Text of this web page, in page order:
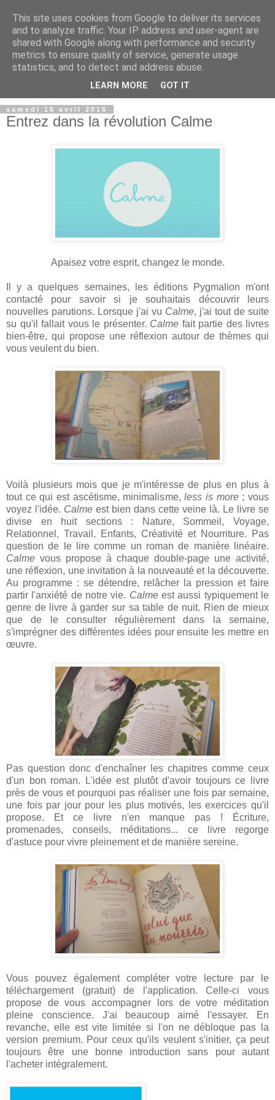
samedi 16 avril 2016
Entrez dans la révolution Calme
Apaisez votre esprit, changez le monde.
Il y a quelques semaines, les éditions Pygmalion m'ont
contacté pour savoir si je souhaitais découvrir leurs
nouvelles parutions. Lorsque j'ai vu Calme, j'ai tout de suite
su qu'il fallait vous le présenter. Calme fait partie des livres
bien-être, qui propose une réflexion autour de thèmes qui
vous veulent du bien.
Voilà plusieurs mois que je m'intéresse de plus en plus à
tout ce qui est ascétisme, minimalisme,less is more; vous
voyez l'idée. Calme est bien dans cette veine là. Le livre se
divise en huit sections : Nature, Sommeil, Voyage,
Relationnel, Travail, Enfants, Créativité et Nourriture. Pas
question de le lire comme un roman de manière linéaire.
Calme vous propose à chaque double-page une activité,
une réflexion, une invitation à la nouveauté et la découverte.
Au programme : se détendre, relâcher la pression et faire
partir l'anxiété de notre vie. Calmeest aussi typiquement le
genre de livre à garder sur sa table de nuit. Rien de mieux
que de le consulter régulièrement dans la semaine,
s'imprégner des différentes idées pour ensuite les mettre en
œuvre.
Pas question donc d'enchaîner les chapitres comme ceux
d'un bon roman. L'idée est plutôt d'avoir toujours ce livre
près de vous et pourquoi pas réaliser une fois par semaine,
une fois par jour pour les plus motivés, les exercices qu'il
propose. Et ce livre n'en manque pas ! Écriture,
promenades, conseils, méditations... ce livre regorge
d'astuce pour vivre pleinement et de manière sereine.
Vous pouvez également compléter votre lecture par le
téléchargement (gratuit) de l'application. Celle-ci vous
propose de vous accompagner lors de votre méditation
pleine conscience. J'ai beaucoup aimé l'essayer. En
revanche, elle est vite limitée si l'on ne débloque pas la
version premium. Pour ceux qu'ils veulent s'initier, ça peut
toujours être une bonne introduction sans pour autant
l'acheter intégralement.
This site uses cookies from Google to deliver its services
and to analyze traffic. Your IP address and user-agent are
shared with Google along with performance and security
metrics to ensure quality of service, generate usage
statistics, and to detect and address abuse.
LEARN MORE GOT IT